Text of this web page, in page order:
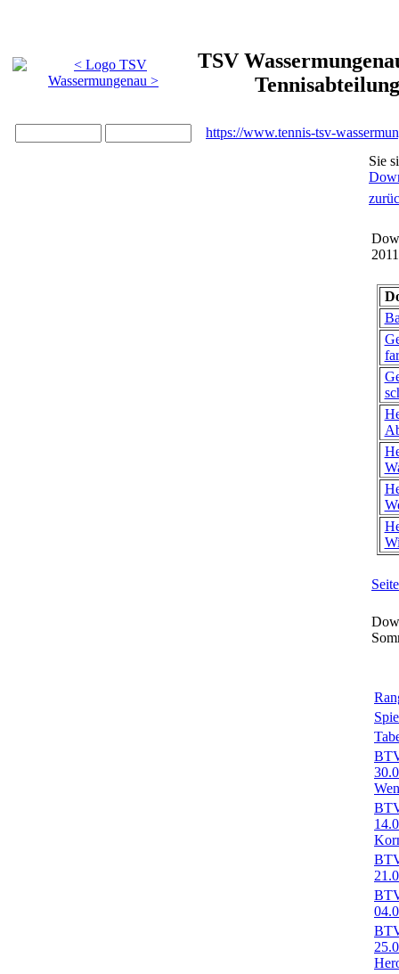
TSV
Tennisabteilung
https://www.tennis-tsv-
Sie
2011